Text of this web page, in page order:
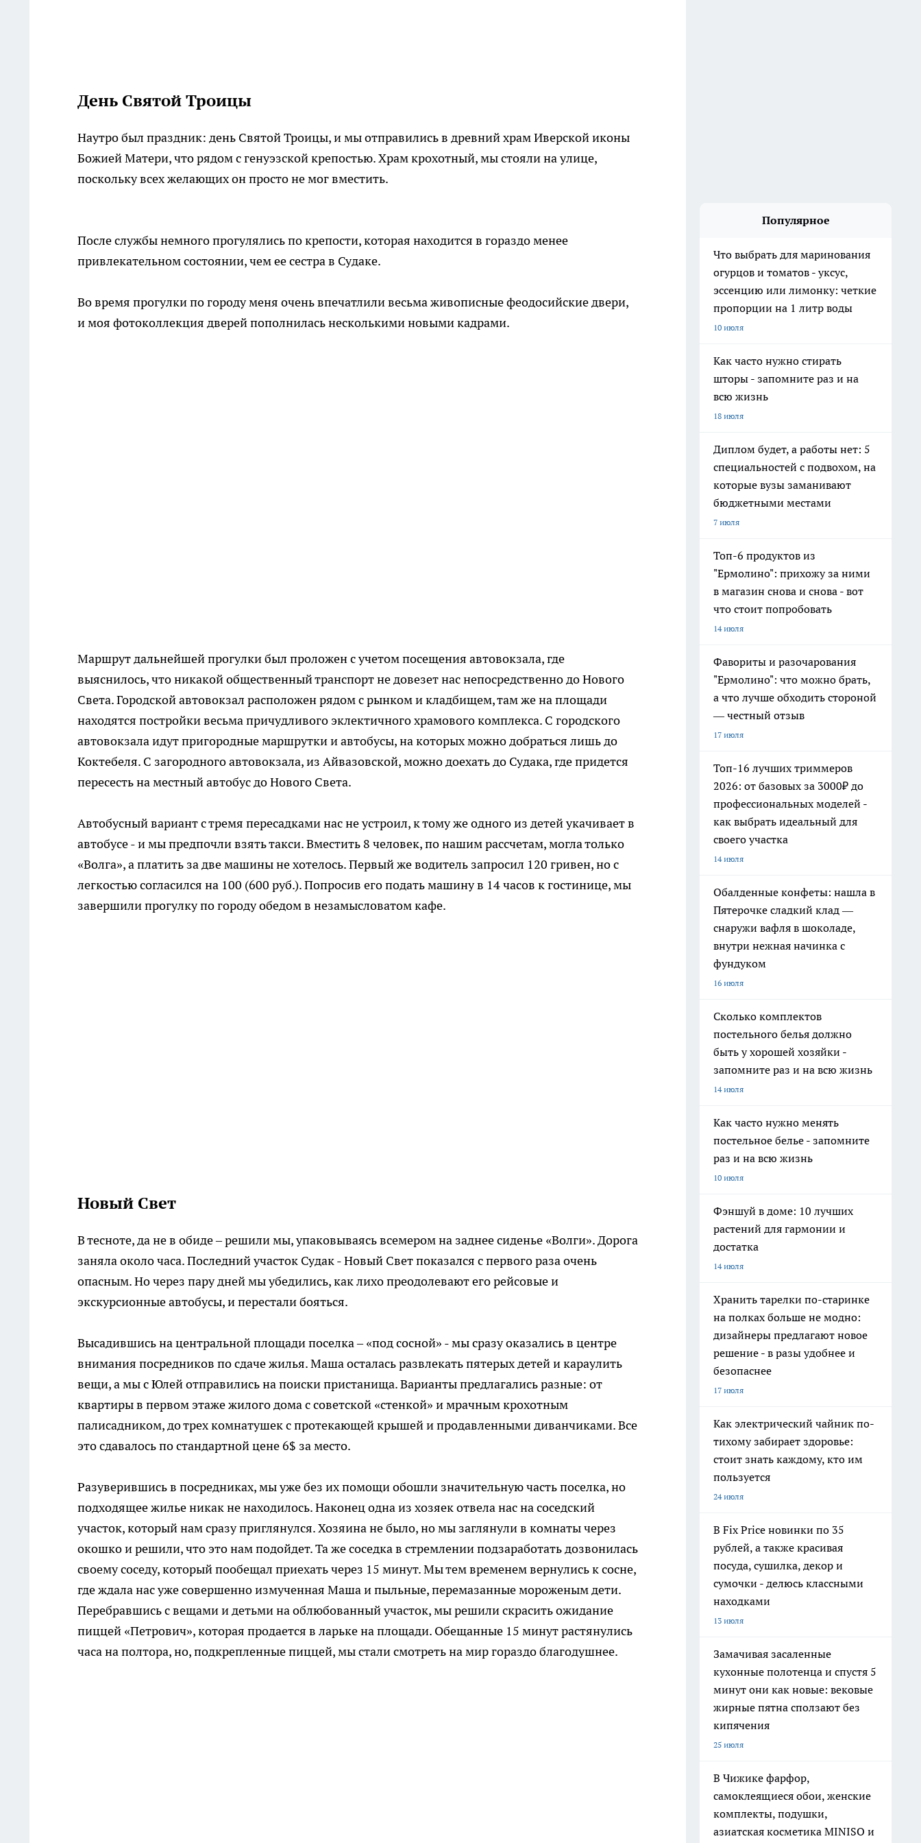
День Святой Троицы
Наутро был праздник: день Святой Троицы, и мы отправились в древний храм Иверской иконы
Божией Матери, что рядом с генуэзской крепостью. Храм крохотный, мы стояли на улице,
поскольку всех желающих он просто не мог вместить.
После службы немного прогулялись по крепости, которая находится в гораздо менее
привлекательном состоянии, чем ее сестра в Судаке.
Во время прогулки по городу меня очень впечатлили весьма живописные феодосийские двери,
и моя фотоколлекция дверей пополнилась несколькими новыми кадрами.
Маршрут дальнейшей прогулки был проложен с учетом посещения автовокзала, где
выяснилось, что никакой общественный транспорт не довезет нас непосредственно до Нового
Света. Городской автовокзал расположен рядом с рынком и кладбищем, там же на площади
находятся постройки весьма причудливого эклектичного храмового комплекса. С городского
автовокзала идут пригородные маршрутки и автобусы, на которых можно добраться лишь до
Коктебеля. С загородного автовокзала, из Айвазовской, можно доехать до Судака, где придется
пересесть на местный автобус до Нового Света.
Автобусный вариант с тремя пересадками нас не устроил, к тому же одного из детей укачивает в
автобусе - и мы предпочли взять такси. Вместить 8 человек, по нашим рассчетам, могла только
«Волга», а платить за две машины не хотелось. Первый же водитель запросил 120 гривен, но с
легкостью согласился на 100 (600 руб.). Попросив его подать машину в 14 часов к гостинице, мы
завершили прогулку по городу обедом в незамысловатом кафе.
Новый Свет
В тесноте, да не в обиде – решили мы, упаковываясь всемером на заднее сиденье «Волги». Дорога
заняла около часа. Последний участок Судак - Новый Свет показался с первого раза очень
опасным. Но через пару дней мы убедились, как лихо преодолевают его рейсовые и
экскурсионные автобусы, и перестали бояться.
Высадившись на центральной площади поселка – «под сосной» - мы сразу оказались в центре
внимания посредников по сдаче жилья. Маша осталась развлекать пятерых детей и караулить
вещи, а мы с Юлей отправились на поиски пристанища. Варианты предлагались разные: от
квартиры в первом этаже жилого дома с советской «стенкой» и мрачным крохотным
палисадником, до трех комнатушек с протекающей крышей и продавленными диванчиками. Все
это сдавалось по стандартной цене 6$ за место.
Разуверившись в посредниках, мы уже без их помощи обошли значительную часть поселка, но
подходящее жилье никак не находилось. Наконец одна из хозяек отвела нас на соседский
участок, который нам сразу приглянулся. Хозяина не было, но мы заглянули в комнаты через
окошко и решили, что это нам подойдет. Та же соседка в стремлении подзаработать дозвонилась
своему соседу, который пообещал приехать через 15 минут. Мы тем временем вернулись к сосне,
где ждала нас уже совершенно измученная Маша и пыльные, перемазанные мороженым дети.
Перебравшись с вещами и детьми на облюбованный участок, мы решили скрасить ожидание
пиццей «Петрович», которая продается в ларьке на площади. Обещанные 15 минут растянулись
часа на полтора, но, подкрепленные пиццей, мы стали смотреть на мир гораздо благодушнее.
Популярное
Что выбрать для маринования
огурцов и томатов - уксус,
эссенцию или лимонку: четкие
пропорции на 1 литр воды
10 июля
Как часто нужно стирать
шторы - запомните раз и на
всю жизнь
18 июля
Диплом будет, а работы нет: 5
специальностей с подвохом, на
которые вузы заманивают
бюджетными местами
7 июля
Топ-6 продуктов из
"Ермолино": прихожу за ними
в магазин снова и снова - вот
что стоит попробовать
14 июля
Фавориты и разочарования
"Ермолино": что можно брать,
а что лучше обходить стороной
— честный отзыв
17 июля
Топ-16 лучших триммеров
2026: от базовых за 3000₽ до
профессиональных моделей -
как выбрать идеальный для
своего участка
14 июля
Обалденные конфеты: нашла в
Пятерочке сладкий клад —
снаружи вафля в шоколаде,
внутри нежная начинка с
фундуком
16 июля
Сколько комплектов
постельного белья должно
быть у хорошей хозяйки -
запомните раз и на всю жизнь
14 июля
Как часто нужно менять
постельное белье - запомните
раз и на всю жизнь
10 июля
Фэншуй в доме: 10 лучших
растений для гармонии и
достатка
14 июля
Хранить тарелки по-старинке
на полках больше не модно:
дизайнеры предлагают новое
решение - в разы удобнее и
безопаснее
17 июля
Как электрический чайник по-
тихому забирает здоровье:
стоит знать каждому, кто им
пользуется
24 июля
В Fix Price новинки по 35
рублей, а также красивая
посуда, сушилка, декор и
сумочки - делюсь классными
находками
13 июля
Замачивая засаленные
кухонные полотенца и спустя 5
минут они как новые: вековые
жирные пятна сползают без
кипячения
25 июля
В Чижике фарфор,
самоклеящиеся обои, женские
комплекты, подушки,
азиатская косметика MINISO и